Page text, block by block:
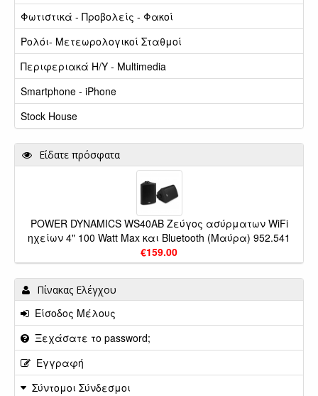
Φωτιστικά - Προβολείς - Φακοί
Ρολόι- Μετεωρολογικοί Σταθμοί
Περιφεριακά Η/Υ - Multimedia
Smartphone - iPhone
Stock House
Είδατε πρόσφατα
POWER DYNAMICS WS40AB Ζεύγος ασύρματων WiFi
ηχείων 4" 100 Watt Max και Bluetooth (Μαύρα) 952.541
€159.00
Πίνακας Ελέγχου
Είσοδος Μέλους
Ξεχάσατε το password;
Εγγραφή
Σύντομοι Σύνδεσμοι